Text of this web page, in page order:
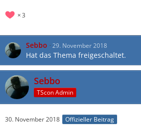
3
Sebbo 29. November 2018
Hat das Thema freigeschaltet.
Sebbo
TScon Admin
30. November 2018 Offizieller Beitrag